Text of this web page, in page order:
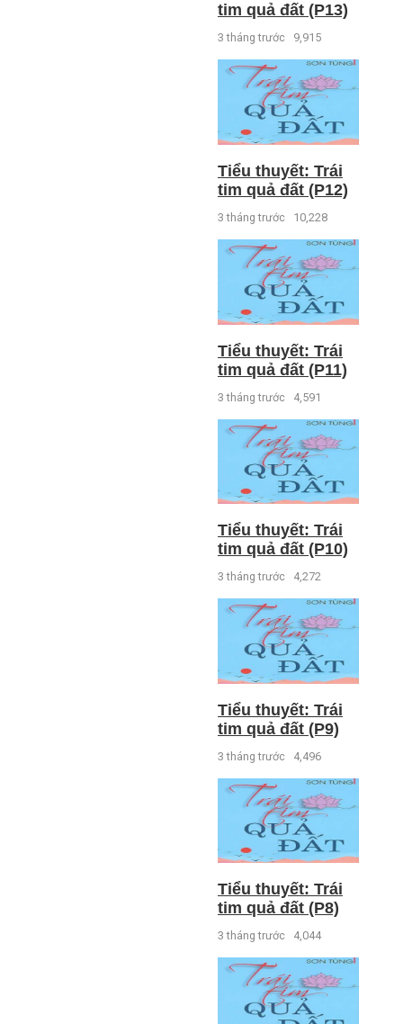
tim quả đất (P13)
3 tháng trước 9,915
Tiểu thuyết: Trái
tim quả đất (P12)
3 tháng trước 10,228
Tiểu thuyết: Trái
tim quả đất (P11)
3 tháng trước 4,591
Tiểu thuyết: Trái
tim quả đất (P10)
3 tháng trước 4,272
Tiểu thuyết: Trái
tim quả đất (P9)
3 tháng trước 4,496
Tiểu thuyết: Trái
tim quả đất (P8)
3 tháng trước 4,044